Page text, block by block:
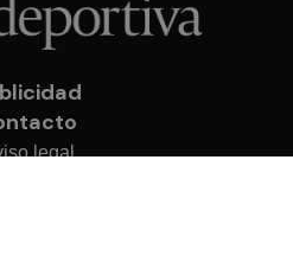
legal